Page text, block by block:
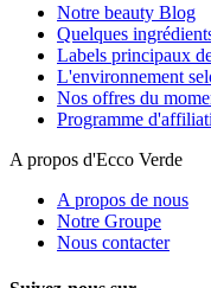
Notre beauty Blog
Quelques
Labels principaux
L'environnement
Nos offres du
Programme
A propos d'Ecco Verde
A propos de nous
Notre Groupe
Nous contacter